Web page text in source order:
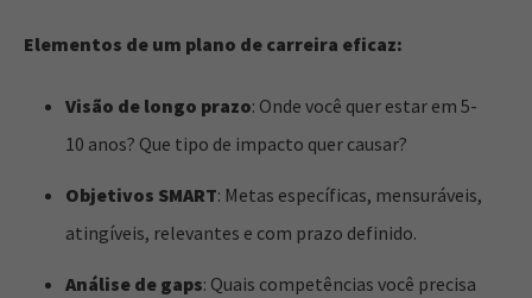
Elementos de um plano de carreira eficaz:
Visão de longo prazo: Onde você quer estar em 5-
10 anos? Que tipo de impacto quer causar?
Objetivos SMART: Metas específicas, mensuráveis,
atingíveis, relevantes e com prazo definido.
Análise de gaps: Quais competências você precisa